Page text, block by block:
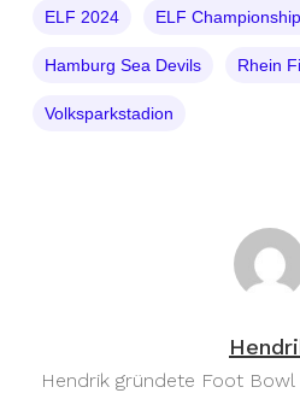
ELF 2024 ELF
Hamburg Sea Devils Rhein
Volksparkstadion
Hendrik gründete Foot Bowl